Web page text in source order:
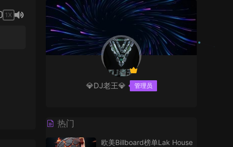
1X
💎DJ老王💎 管理员
热门
欧美Billboard榜单Lak House